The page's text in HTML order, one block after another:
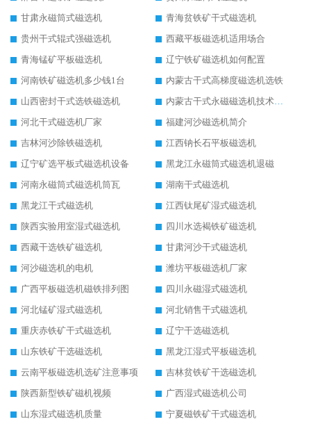
甘肃永磁筒式磁选机
青海贫铁矿干式磁选机
贵州干式辊式强磁选机
西藏平板磁选机适用场合
青海锰矿平板磁选机
辽宁铁矿磁选机如何配置
河南铁矿磁选机多少钱1台
内蒙古干式高梯度磁选机选铁
山西密封干式选铁磁选机
内蒙古干式永磁磁选机技术要求
河北干式磁选机厂家
福建河沙磁选机简介
吉林河沙除铁磁选机
江西钠长石平板磁选机
辽宁矿选平板式磁选机设备
黑龙江永磁筒式磁选机退磁
河南永磁筒式磁选机筒瓦
湖南干式磁选机
黑龙江干式磁选机
江西钛尾矿湿式磁选机
陕西实验用室湿式磁选机
四川水选褐铁矿磁选机
西藏干选铁矿磁选机
甘肃河沙干式磁选机
河沙磁选机的电机
潍坊平板磁选机厂家
广西平板磁选机磁铁排列图
四川永磁湿式磁选机
河北锰矿湿式磁选机
河北销售干式磁选机
重庆赤铁矿干式磁选机
辽宁干选磁选机
山东铁矿干选磁选机
黑龙江湿式平板磁选机
云南平板磁选机选矿注意事项
吉林贫铁矿干选磁选机
陕西新型铁矿磁机视频
广西湿式磁选机公司
山东湿式磁选机质量
宁夏磁铁矿干式磁选机